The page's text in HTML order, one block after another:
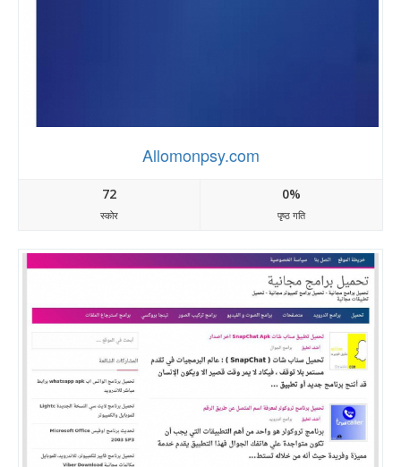
Allomonpsy.com
72
स्कोर
0%
पृष्ठ गति